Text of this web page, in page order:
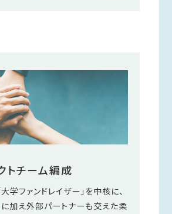
トチーム編成
学ファンドレイザー」を中核に、
に加え外部パートナーも交えた柔